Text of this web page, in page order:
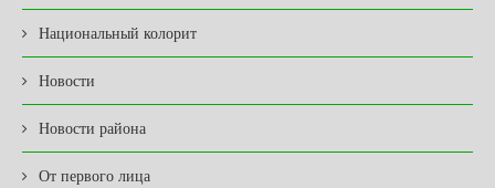
Национальный колорит
Новости
Новости района
От первого лица